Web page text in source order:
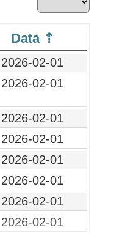
Data
2026-02-01
2026-02-01
2026-02-01
2026-02-01
2026-02-01
2026-02-01
2026-02-01
2026-02-01